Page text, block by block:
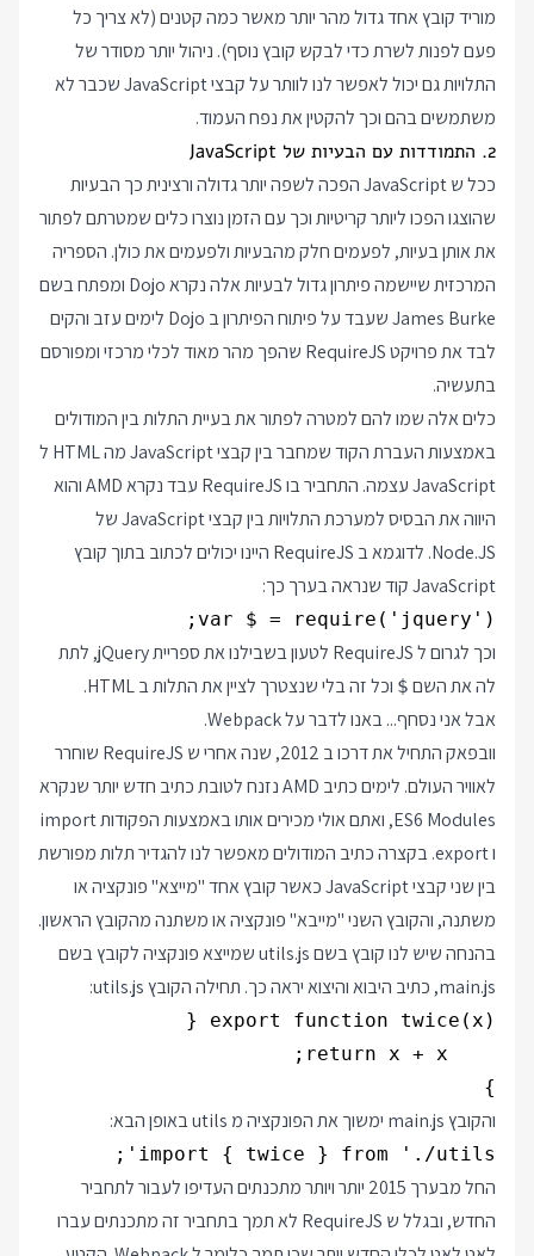
מוריד קובץ אחד גדול מהר יותר מאשר כמה קטנים (לא צריך כל
פעם לפנות לשרת כדי לבקש קובץ נוסף). ניהול יותר מסודר של
התלויות גם יכול לאפשר לנו לוותר על קבצי JavaScript שכבר לא
משתמשים בהם וכך להקטין את נפח העמוד.
2. התמודדות עם הבעיות של JavaScript
ככל ש JavaScript הפכה לשפה יותר גדולה ורצינית כך הבעיות
שהוצגו הפכו ליותר קריטיות וכך עם הזמן נוצרו כלים שמטרתם לפתור
את אותן בעיות, לפעמים חלק מהבעיות ולפעמים את כולן. הספריה
המרכזית שיישמה פיתרון גדול לבעיות אלה נקרא Dojo ומפתח בשם
James Burke שעבד על פיתוח הפיתרון ב Dojo לימים עזב והקים
לבד את פרויקט RequireJS שהפך מהר מאוד לכלי מרכזי ומפורסם
בתעשיה.
כלים אלה שמו להם למטרה לפתור את בעיית התלות בין המודולים
באמצעות העברת הקוד שמחבר בין קבצי JavaScript מה HTML ל
JavaScript עצמה. התחביר בו RequireJS עבד נקרא AMD והוא
היווה את הבסיס למערכת התלויות בין קבצי JavaScript של
Node.JS. לדוגמא ב RequireJS היינו יכולים לכתוב בתוך קובץ
JavaScript קוד שנראה בערך כך:
var $ = require('jquery');
וכך לגרום ל RequireJS לטעון בשבילנו את ספריית jQuery, לתת
לה את השם $ וכל זה בלי שנצטרך לציין את התלות ב HTML.
אבל אני נסחף... באנו לדבר על Webpack.
וובפאק התחיל את דרכו ב 2012, שנה אחרי ש RequireJS שוחרר
לאוויר העולם. לימים כתיב AMD נזנח לטובת כתיב חדש יותר שנקרא
ES6 Modules, ואתם אולי מכירים אותו באמצעות הפקודות import
ו export. בקצרה כתיב המודולים מאפשר לנו להגדיר תלות מפורשת
בין שני קבצי JavaScript כאשר קובץ אחד "מייצא" פונקציה או
משתנה, והקובץ השני "מייבא" פונקציה או משתנה מהקובץ הראשון.
בהנחה שיש לנו קובץ בשם utils.js שמייצא פונקציה לקובץ בשם
main.js, כתיב היבוא והיצוא יראה כך. תחילה הקובץ utils.js:
}
והקובץ main.js ימשוך את הפונקציה מ utils באופן הבא:
import { twice } from './utils';
החל מבערך 2015 יותר ויותר מתכנתים העדיפו לעבור לתחביר
החדש, ובגלל ש RequireJS לא תמך בתחביר זה מתכנתים עברו